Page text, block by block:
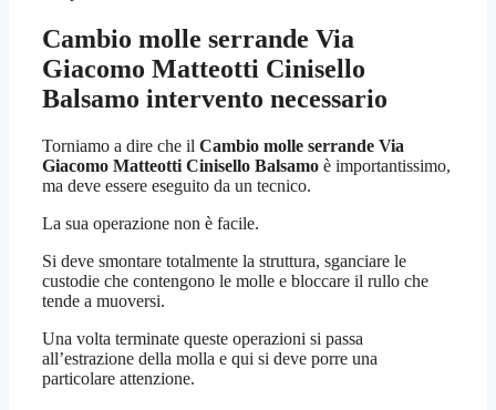
Cambio molle serrande Via
Giacomo Matteotti Cinisello
Balsamo intervento necessario
Torniamo a dire che il Cambio molle serrande Via
Giacomo Matteotti Cinisello Balsamo è importantissimo,
ma deve essere eseguito da un tecnico.
La sua operazione non è facile.
Si deve smontare totalmente la struttura, sganciare le
custodie che contengono le molle e bloccare il rullo che
tende a muoversi.
Una volta terminate queste operazioni si passa
all’estrazione della molla e qui si deve porre una
particolare attenzione.